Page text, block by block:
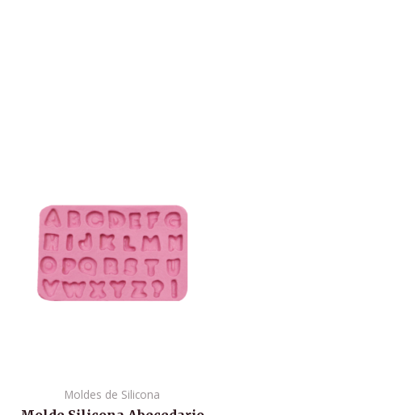
Moldes de Silicona